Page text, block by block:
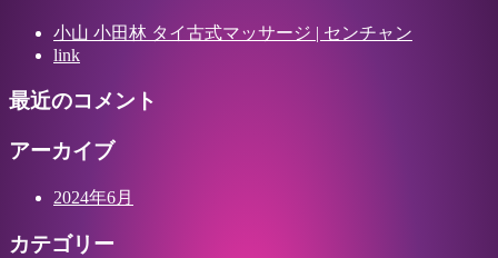
小山 小田林 タイ古式マッサージ | センチャン
link
最近のコメント
アーカイブ
2024年6月
カテゴリー